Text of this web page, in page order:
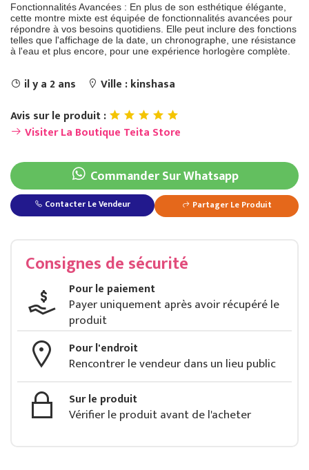
Fonctionnalités Avancées : En plus de son esthétique élégante,
cette montre mixte est équipée de fonctionnalités avancées pour
répondre à vos besoins quotidiens. Elle peut inclure des fonctions
telles que l'affichage de la date, un chronographe, une résistance
à l'eau et plus encore, pour une expérience horlogère complète.
il y a 2 ans
Ville : kinshasa
Avis sur le produit :
Visiter La Boutique Teita Store
Commander Sur Whatsapp
Contacter Le Vendeur Partager Le Produit
Consignes de sécurité
Pour le paiement
Payer uniquement après avoir récupéré le
produit
Pour l'endroit
Rencontrer le vendeur dans un lieu public
Sur le produit
Vérifier le produit avant de l'acheter